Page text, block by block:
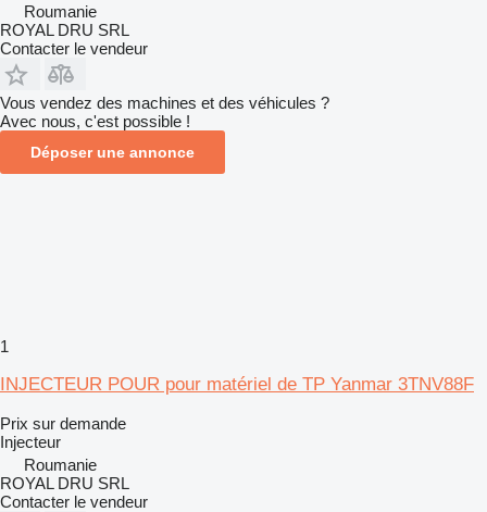
Roumanie
ROYAL DRU SRL
Contacter le vendeur
Vous vendez des machines et des véhicules ?
Avec nous, c'est possible !
Déposer une annonce
1
INJECTEUR POUR pour matériel de TP Yanmar 3TNV88F
Prix sur demande
Injecteur
Roumanie
ROYAL DRU SRL
Contacter le vendeur